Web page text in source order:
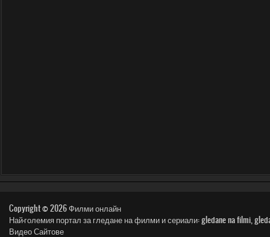
Copyright © 2026Филми онлайн
Най-големия портал за гледане на филми и сериали: gledane na filmi,
Видео Сайтове